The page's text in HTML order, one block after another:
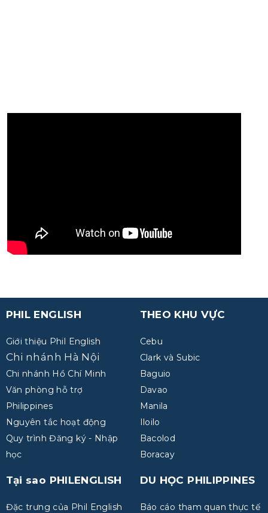
PHIL ENGLISH
Giới thiệu Phil English
Chi nhánh Hà Nội
Chi nhánh Hồ Chí Minh
Văn phòng hỗ trợ
Philippines
Nguyên tắc hoạt động
Quy trình Đăng ký - Nhập
học
Tại sao PHILENGLISH
Đặc trưng của Phil English
THEO KHU VỰC
Cebu
Clark và Subic
Baguio
Davao
Manila
Iloilo
Bacolod
Boracay
DU HỌC PHILIPPINES
Báo cáo tham quan thực tế